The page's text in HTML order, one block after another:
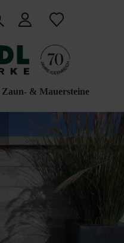
Zaun- & Mauersteine